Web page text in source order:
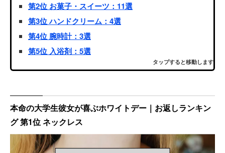
第2位 お菓子・スイーツ：11選
第3位 ハンドクリーム：4選
第4位 腕時計：3選
第5位 入浴剤：5選
タップすると移動します
本命の大学生彼女が喜ぶホワイトデー｜お返しランキン
グ 第1位 ネックレス